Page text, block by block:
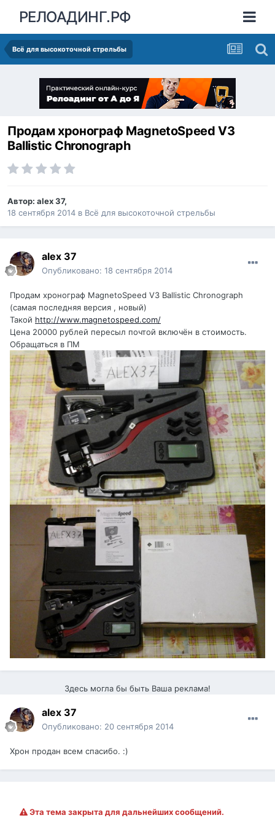
РЕЛОАДИНГ.РФ
Всё для высокоточной стрельбы
Продам хронограф MagnetoSpeed V3
Ballistic Chronograph
Автор: alex 37,
18 сентября 2014 в Всё для высокоточной стрельбы
alex 37
Опубликовано: 18 сентября 2014
Продам хронограф MagnetoSpeed V3 Ballistic Chronograph
(самая последняя версия , новый)
Такой http://www.magnetospeed.com/
Цена 20000 рублей пересыл почтой включён в стоимость.
Обращаться в ПМ
Здесь могла бы быть Ваша реклама!
alex 37
Опубликовано: 20 сентября 2014
Хрон продан всем спасибо. :)
Эта тема закрыта для дальнейших сообщений.